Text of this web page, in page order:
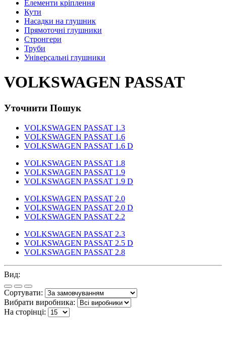
Елементи кріплення
Кути
Насадки на глушник
Прямоточні глушники
Стронгери
Труби
Універсальні глушники
VOLKSWAGEN PASSAT
Уточнити Пошук
VOLKSWAGEN PASSAT 1.3
VOLKSWAGEN PASSAT 1.6
VOLKSWAGEN PASSAT 1.6 D
VOLKSWAGEN PASSAT 1.8
VOLKSWAGEN PASSAT 1.9
VOLKSWAGEN PASSAT 1.9 D
VOLKSWAGEN PASSAT 2.0
VOLKSWAGEN PASSAT 2.0 D
VOLKSWAGEN PASSAT 2.2
VOLKSWAGEN PASSAT 2.3
VOLKSWAGEN PASSAT 2.5 D
VOLKSWAGEN PASSAT 2.8
Вид:
Сортувати:
Вибрати виробника:
На сторінці: